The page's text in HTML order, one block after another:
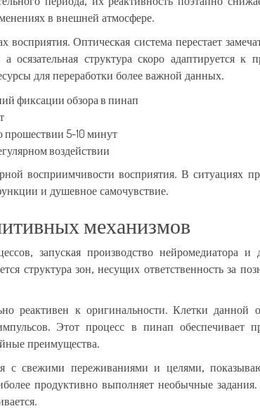
в внешней атмосфере.
Оптическая система перестает
а осязательная структура скоро
для переработки более важной данных.
фиксации обзора в пинап
прошествии 5-10 минут
воздействии
восприимчивости восприятия. В ситуациях
и душевное самочувствие.
механизмов
запуская производство нейромедиатора
структура зон, несущих ответственность за
реактивен к оригинальности. Клетки
Этот процесс в пинап обеспечивает
преимущества.
с свежими переживаниями и целями,
продуктивно выполняет необычные